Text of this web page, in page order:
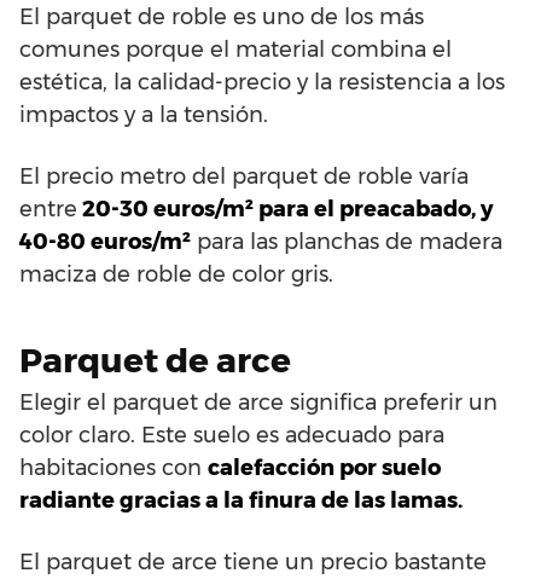
El parquet de roble es uno de los más
comunes porque el material combina el
estética, la calidad-precio y la resistencia a los
impactos y a la tensión.
El precio metro del parquet de roble varía
entre 20-30 euros/m² para el preacabado, y
40-80 euros/m² para las planchas de madera
maciza de roble de color gris.
Parquet de arce
Elegir el parquet de arce significa preferir un
color claro. Este suelo es adecuado para
habitaciones con calefacción por suelo
radiante gracias a la finura de las lamas.
El parquet de arce tiene un precio bastante